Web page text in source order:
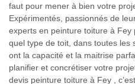
faut pour mener à bien votre
Expérimentés, passionnés de
experts en peinture toiture à Fey
quel type de toit, dans toutes les
ont la capacité et la maitrise
planifier et concrétiser votre
devis peinture toiture à Fey ,